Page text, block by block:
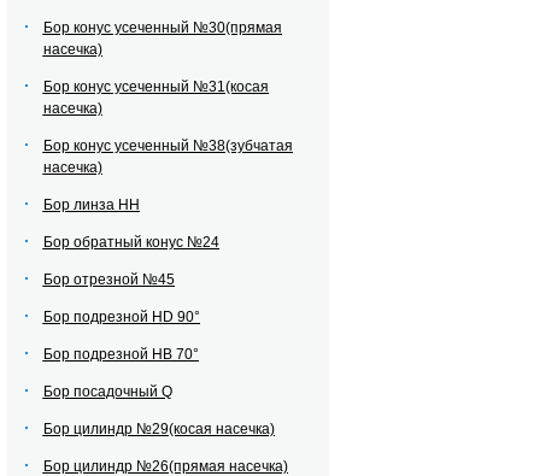
Бор конус усеченный №30(прямая
насечка)
Бор конус усеченный №31(косая
насечка)
Бор конус усеченный №38(зубчатая
насечка)
Бор линза НН
Бор обратный конус №24
Бор отрезной №45
Бор подрезной HD 90°
Бор подрезной HВ 70°
Бор посадочный Q
Бор цилиндр №29(косая насечка)
Бор цилиндр №26(прямая насечка)